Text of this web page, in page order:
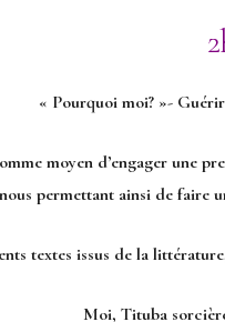
« Pourquoi moi? »-
moyen d’engager une
permettant ainsi de faire
textes issus de la
Moi, Tituba